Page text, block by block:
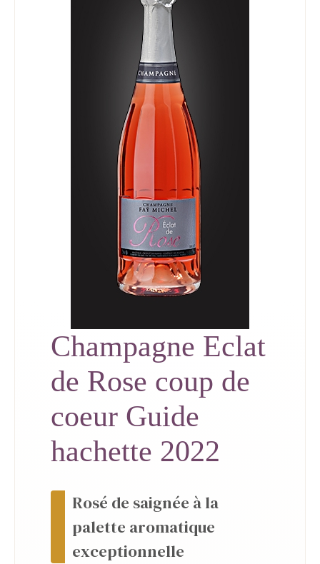
Champagne Eclat
de Rose coup de
coeur Guide
hachette 2022
Rosé de saignée à la
palette aromatique
exceptionnelle